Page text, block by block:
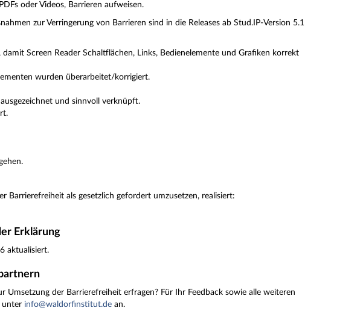
oder Videos, Barrieren aufweisen.
zur Verringerung von Barrieren sind in die Releases ab Stud.IP-Version 5.1
Screen Reader Schaltflächen, Links, Bedienelemente und Grafiken korrekt
wurden überarbeitet/korrigiert.
und sinnvoll verknüpft.
Barrierefreiheit als gesetzlich gefordert umzusetzen, realisiert:
Erklärung
aktualisiert.
der Barrierefreiheit erfragen? Für Ihr Feedback sowie alle weiteren
unter info@waldorfinstitut.de an.